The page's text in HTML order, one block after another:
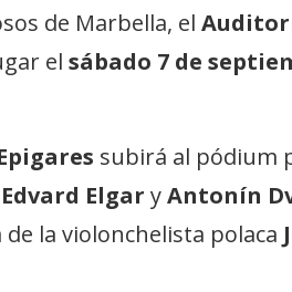
de Marbella, el
elsábado 7 de
subirá al pódium
Edvard ElgaryAntonín
la violonchelista polaca